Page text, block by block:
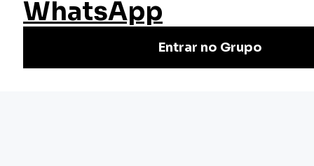
O curso grátis de Introdução à Depressão da EW Cursos é
uma oportunidade para entender as causas, sintomas e
tratamentos da depressão de forma acessível.